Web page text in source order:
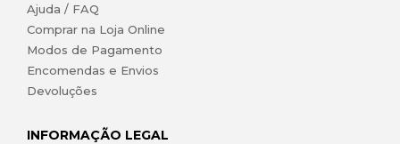
Ajuda / FAQ
Comprar na Loja Online
Modos de Pagamento
Encomendas e Envios
Devoluções
INFORMAÇÃO LEGAL